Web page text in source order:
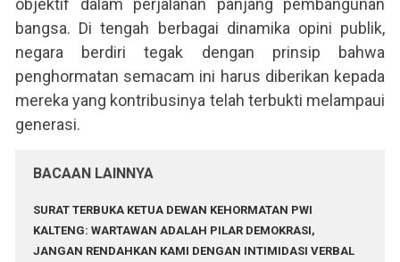
objektif dalam perjalanan panjang pembangunan
bangsa. Di tengah berbagai dinamika opini publik,
negara berdiri tegak dengan prinsip bahwa
penghormatan semacam ini harus diberikan kepada
mereka yang kontribusinya telah terbukti melampaui
generasi.
BACAAN LAINNYA
SURAT TERBUKA KETUA DEWAN KEHORMATAN PWI
KALTENG: WARTAWAN ADALAH PILAR DEMOKRASI,
JANGAN RENDAHKAN KAMI DENGAN INTIMIDASI VERBAL